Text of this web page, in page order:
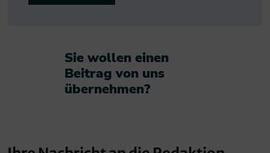
Sie wollen einen
Beitrag von uns
übernehmen?​